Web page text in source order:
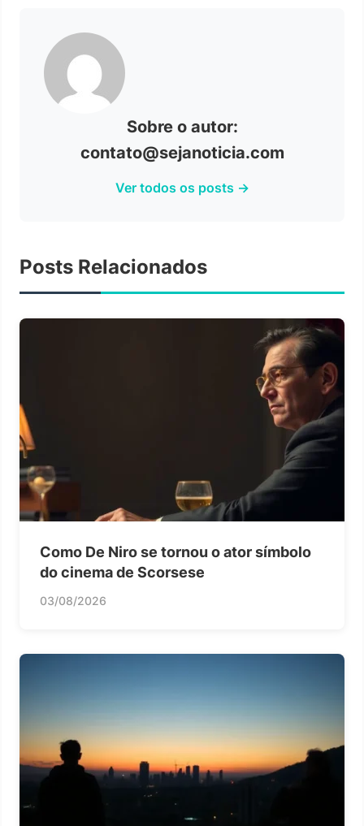
Sobre o autor:
contato@sejanoticia.com
Ver todos os posts →
Posts Relacionados
Como De Niro se tornou o ator símbolo
do cinema de Scorsese
03/08/2026